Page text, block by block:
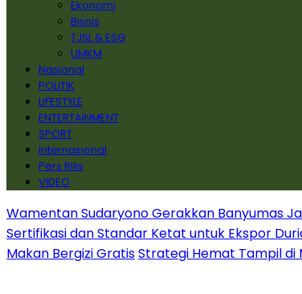
Ekonomi
Bisnis
TJSL & ESG
UMKM
Nasional
POLITIK
LIFESTYLE
ENTERTAINMENT
SPORT
Internasional
Pers Rilis
VIDEO
Wamentan Sudaryono Gerakkan Banyumas
Sertifikasi dan Standar Ketat untuk Ekspor
Makan Bergizi GratisStrategi Hemat Tampil di